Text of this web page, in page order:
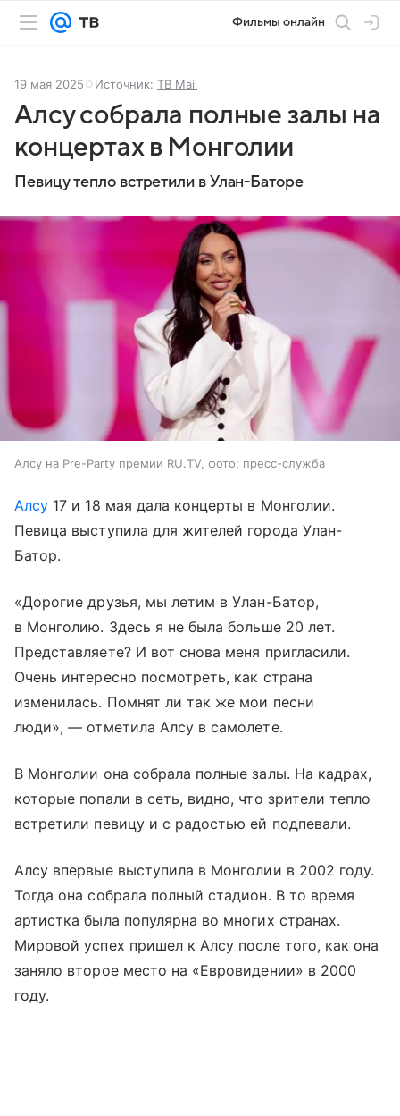
Фильмы онлайн
19 мая 2025 Источник: ТВ Mail
Алсу собрала полные залы на
концертах в Монголии
Певицу тепло встретили в Улан-Баторе
Алсу на Pre-Party премии RU.TV, фото: пресс-служба
Алсу 17 и 18 мая дала концерты в Монголии.
Певица выступила для жителей города Улан-
Батор.
«Дорогие друзья, мы летим в Улан-Батор,
в Монголию. Здесь я не была больше 20 лет.
Представляете? И вот снова меня пригласили.
Очень интересно посмотреть, как страна
изменилась. Помнят ли так же мои песни
люди», — отметила Алсу в самолете.
В Монголии она собрала полные залы. На кадрах,
которые попали в сеть, видно, что зрители тепло
встретили певицу и с радостью ей подпевали.
Алсу впервые выступила в Монголии в 2002 году.
Тогда она собрала полный стадион. В то время
артистка была популярна во многих странах.
Мировой успех пришел к Алсу после того, как она
заняло второе место на «Евровидении» в 2000
году.